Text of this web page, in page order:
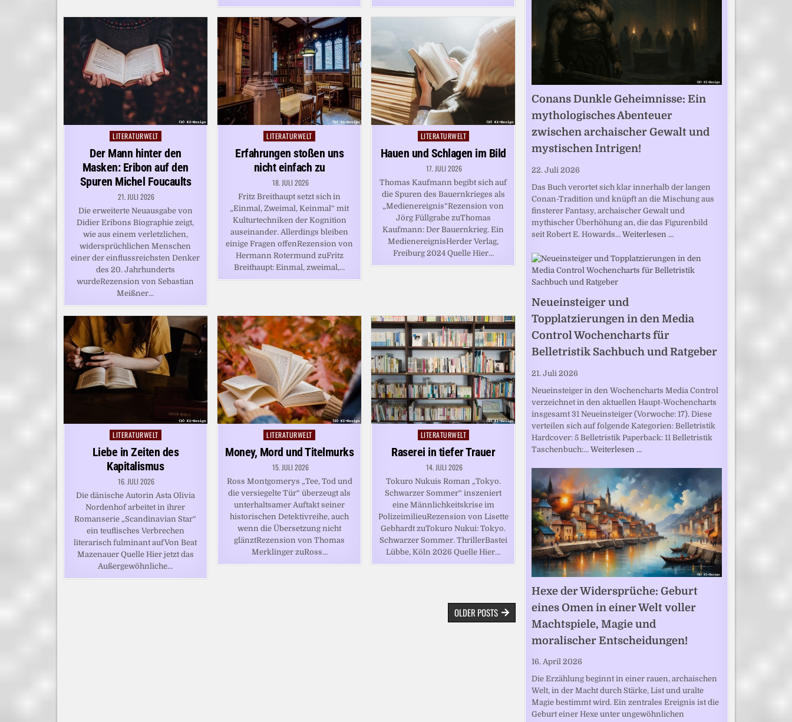
Posted
in
LITERATURWELT
Der Mann hinter den
Masken: Eribon auf den
Spuren Michel Foucaults
21. JULI 2026
Die erweiterte Neuausgabe von
Didier Eribons Biographie zeigt,
wie aus einem verletzlichen,
widersprüchlichen Menschen
einer der einflussreichsten Denker
des 20. Jahrhunderts
wurdeRezension von Sebastian
Meißner…
Posted
LITERATURWELT
Erfahrungen stoßen uns
nicht einfach zu
18. JULI 2026
Fritz Breithaupt setzt sich in
„Einmal, Zweimal, Keinmal“ mit
Kulturtechniken der Kognition
auseinander. Allerdings bleiben
einige Fragen offenRezension von
Hermann Rotermund zuFritz
Breithaupt: Einmal, zweimal,…
Posted
LITERATURWELT
Hauen und Schlagen im Bild
17. JULI 2026
Thomas Kaufmann begibt sich auf
die Spuren des Bauernkrieges als
„Medienereignis“Rezension von
Jörg Füllgrabe zuThomas
Kaufmann: Der Bauernkrieg. Ein
MedienereignisHerder Verlag,
Freiburg 2024 Quelle Hier…
Posted
LITERATURWELT
Liebe in Zeiten des
Kapitalismus
16. JULI 2026
Die dänische Autorin Asta Olivia
Nordenhof arbeitet in ihrer
Romanserie „Scandinavian Star“
ein teuflisches Verbrechen
literarisch fulminant aufVon Beat
Mazenauer Quelle Hier jetzt das
Außergewöhnliche…
Posted
in
LITERATURWELT
Money, Mord und Titelmurks
15. JULI 2026
Ross Montgomerys „Tee, Tod und
die versiegelte Tür“ überzeugt als
unterhaltsamer Auftakt seiner
historischen Detektivreihe, auch
wenn die Übersetzung nicht
glänztRezension von Thomas
Merklinger zuRoss…
Posted
in
LITERATURWELT
Raserei in tiefer Trauer
14. JULI 2026
Tokuro Nukuis Roman „Tokyo.
Schwarzer Sommer“ inszeniert
eine Männlichkeitskrise im
PolizeimilieuRezension von Lisette
Gebhardt zuTokuro Nukui: Tokyo.
Schwarzer Sommer. ThrillerBastei
Lübbe, Köln 2026 Quelle Hier…
OLDER POSTS
Conans Dunkle Geheimnisse: Ein
mythologisches Abenteuer
zwischen archaischer Gewalt und
mystischen Intrigen!
22. Juli 2026
Das Buch verortet sich klar innerhalb der langen
Conan-Tradition und knüpft an die Mischung aus
finsterer Fantasy, archaischer Gewalt und
mythischer Überhöhung an, die das Figurenbild
seit Robert E. Howards… Weiterlesen …
Neueinsteiger und
Topplatzierungen in den Media
Control Wochencharts für
Belletristik Sachbuch und Ratgeber
21. Juli 2026
Neueinsteiger in den Wochencharts Media Control
verzeichnet in den aktuellen Haupt-Wochencharts
insgesamt 31 Neueinsteiger (Vorwoche: 17). Diese
verteilen sich auf folgende Kategorien: Belletristik
Hardcover: 5 Belletristik Paperback: 11 Belletristik
Taschenbuch:… Weiterlesen …
Hexe der Widersprüche: Geburt
eines Omen in einer Welt voller
Machtspiele, Magie und
moralischer Entscheidungen!
16. April 2026
Die Erzählung beginnt in einer rauen, archaischen
Welt, in der Macht durch Stärke, List und uralte
Magie bestimmt wird. Ein zentrales Ereignis ist die
Geburt einer Hexe unter ungewöhnlichen